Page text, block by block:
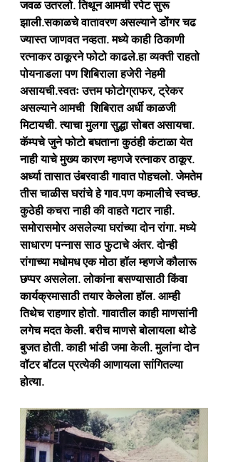
जवळ उतरलो. तिथून आमची रपेट सुरू
झाली.सकाळचे वातावरण असल्याने डोंगर चढ
ज्यास्त जाणवत नव्हता. मध्ये काही ठिकाणी
रत्नाकर ठाकूरने फोटो काढले.हा व्यक्ती राहतो
पोयनाडला पण शिबिराला हजेरी नेहमी
असायची.स्वतः उत्तम फोटोग्राफर, ट्रेकर
असल्याने आमची  शिबिरात अर्धी काळजी
मिटायची. त्याचा मुलगा सुद्धा सोबत असायचा.
कॅम्पचे जुने फोटो बघताना कुठंही कंटाळा येत
नाही याचे मुख्य कारण म्हणजे रत्नाकर ठाकूर.
अर्ध्या तासात उंबरवाडी गावात पोहचलो. जेमतेम
तीस चाळीस घरांचे हे गाव.पण कमालीचे स्वच्छ.
कुठेही कचरा नाही की वाहते गटार नाही.
समोरासमोर असलेल्या घरांच्या दोन रांगा. मध्ये
साधारण पन्नास साठ फुटाचे अंतर. दोन्ही
रांगाच्या मधोमध एक मोठा हॉल म्हणजे कौलारू
छप्पर असलेला. लोकांना बसण्यासाठी किंवा
कार्यक्रमासाठी तयार केलेला हॉल. आम्ही
तिथेच राहणार होतो. गावातील काही माणसांनी
लगेच मदत केली. बरीच माणसे बोलायला थोडे
बुजत होती. काही भांडी जमा केली. मुलांना दोन
वॉटर बॉटल प्रत्येकी आणायला सांगितल्या
होत्या.